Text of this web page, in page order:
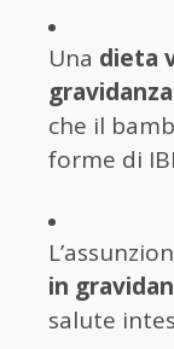
Una dieta
gravidanza
che il
forme di
in
salute